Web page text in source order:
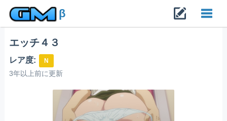
β
エッチ４３
レア度: N
3年以上前に更新